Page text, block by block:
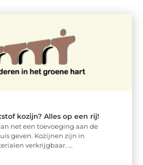
kozijn? Alles op een rij!
net een toevoeging aan de
geven. Kozijnen zijn in
verkrijgbaar. ...